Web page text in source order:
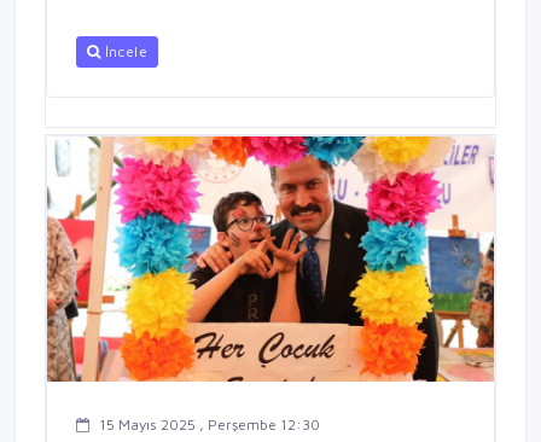
İncele
15 Mayıs 2025 , Perşembe 12:30